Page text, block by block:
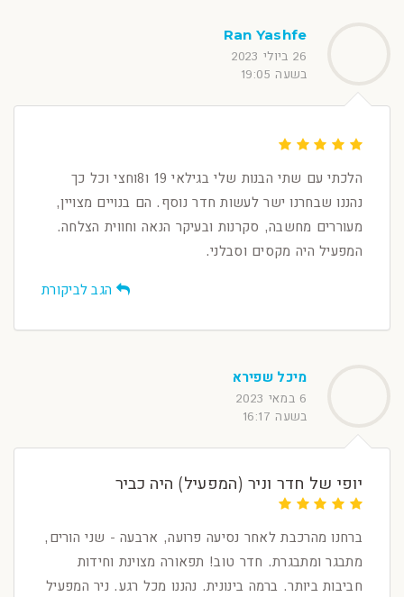
Ran Yashfe
26 ביולי 2023
בשעה 19:05
הלכתי עם שתי הבנות שלי בגילאי 19 ו8וחצי וכל כך
נהננו שבחרנו ישר לעשות חדר נוסף. הם בנויים מצויין,
מעוררים מחשבה, סקרנות ובעיקר הנאה וחווית הצלחה.
המפעיל היה מקסים וסבלני.
הגב לביקורת
מיכל שפירא
6 במאי 2023
בשעה 16:17
יופי של חדר וניר (המפעיל) היה כביר
ברחנו מהרכבת לאחר נסיעה פרועה, ארבעה - שני הורים,
מתבגר ומתבגרת. חדר טוב! תפאורה מצוינת וחידות
חביבות ביותר. ברמה בינונית. נהננו מכל רגע. ניר המפעיל